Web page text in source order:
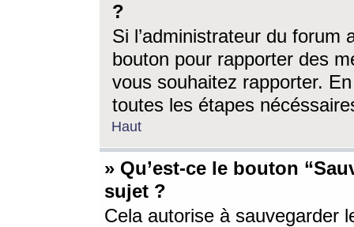
?
Si l’administrateur du forum
bouton pour rapporter des
vous souhaitez rapporter.
toutes les étapes
Haut
» Qu’est-ce le bouton
sujet ?
Cela autorise à sauvegarder